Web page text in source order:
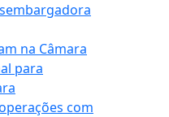
na Câmara
para
com